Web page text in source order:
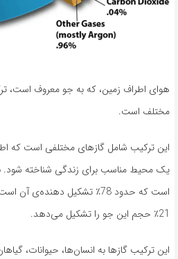
هوای اطراف زمین، که به جو معروف است،
مختلف است.
این ترکیب شامل گازهای مختلفی است که
یک محیط مناسب برای زندگی شناخته شود.
است که حدود 78٪ تشکیل دهنده‌ی
21٪ حجم این جو را تشکیل می‌دهد.
این ترکیب گازها به انسان‌ها، حیوانات،